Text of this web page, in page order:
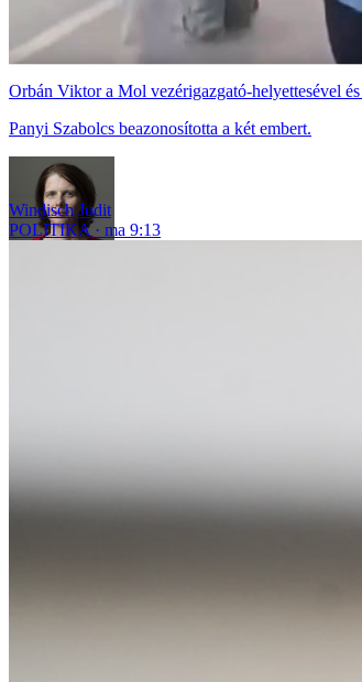
Orbán Viktor a Mol vezérigazgató-helyettesével
Panyi Szabolcs beazonosította a két embert.
Windisch Judit
POLITIKA
ma 9:13